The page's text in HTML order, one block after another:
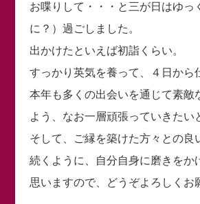
お喋りして・・・と三が日はゆっ
に？）過ごしました。
出かけたといえば初詣くらい。
すっかり英気を養って、４日から
本年も多くの出会いを通じて素敵
よう、なお一層頑張っていきたい
そして、ご縁を築けた方々との良
続くように、自分自身に磨きをか
思いますので、どうぞよろしくお